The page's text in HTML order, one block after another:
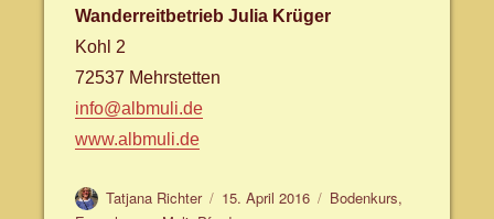
Wanderreitbetrieb Julia Krüger
Kohl 2
72537 Mehrstetten
info@albmuli.de
www.albmuli.de
Autor
Tatjana Richter
Veröffentlicht
15. April 2016 Schlagwörter
Bodenkurs,